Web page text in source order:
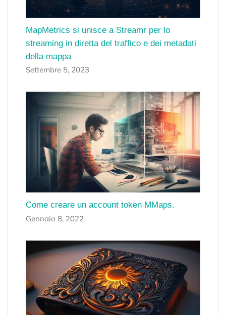
MapMetrics si unisce a Streamr per lo
streaming in diretta del traffico e dei metadati
della mappa
Settembre 5, 2023
Come creare un account token MMaps.
Gennaio 8, 2022